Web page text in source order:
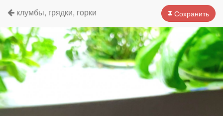
Сохранить
клумбы, грядки, горки